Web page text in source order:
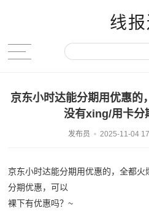
线
京东小时达能分期用优惠的
没有xing/用卡分
发布员 2025-11-04
京东小时达能分期用优惠的，全都
分期优惠，可以
裸下有优惠吗？~